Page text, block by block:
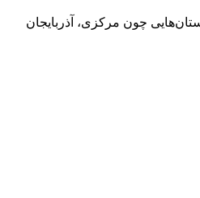
چون مرکزی، آذربایجان